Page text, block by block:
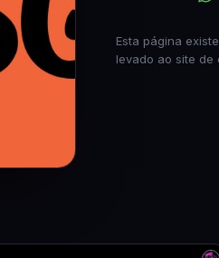
Esta página
levado ao site de